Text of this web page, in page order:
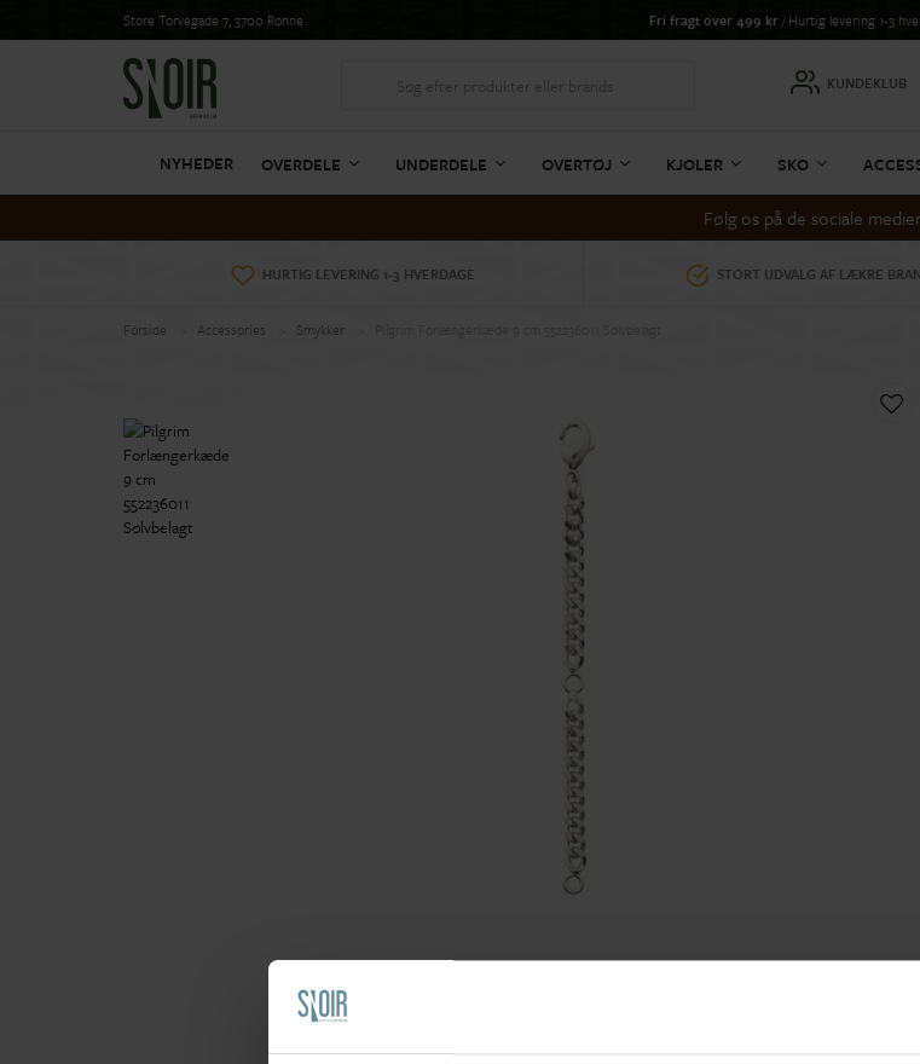
Store Torvegade 7, 3700 Rønne Fri fragt over 499 kr/ Hurtig levering 1-3
KUNDEKLUB
NYHEDER OVERDELE UNDERDELE OVERTØJ KJOLER SKO
Følg os på de sociale medier
HURTIG LEVERING 1-3 HVERDAGE STORT UDVALG AF LÆKRE
Forside Accessories Smykker